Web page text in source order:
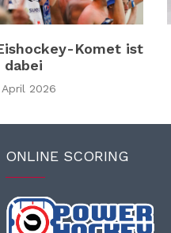
Komet ist
dabei
April 2026
ONLINE SCORING